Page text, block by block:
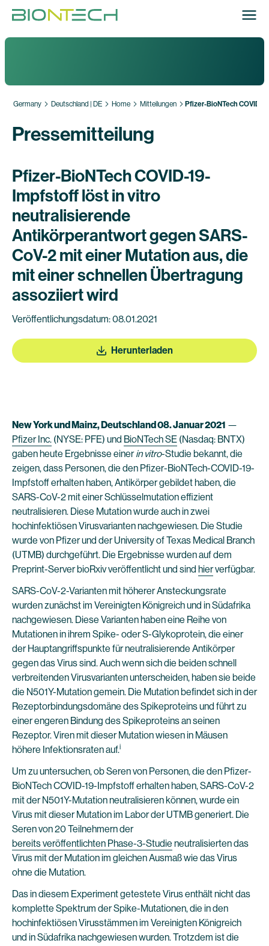
Germany Deutschland | DE Home Mitteilungen Pfizer-BioNTech COVID-
Pressemitteilung
Pfizer-BioNTech COVID-19-
Impfstoff löst in vitro
neutralisierende
Antikörperantwort gegen SARS-
CoV-2 mit einer Mutation aus, die
mit einer schnellen Übertragung
assoziiert wird
Veröffentlichungsdatum: 08.01.2021
Herunterladen
New York und Mainz, Deutschland 08. Januar 2021 —
Pfizer Inc. (NYSE: PFE) und BioNTech SE (Nasdaq: BNTX)
gaben heute Ergebnisse einerin vitro-Studie bekannt, die
zeigen, dass Personen, die den Pfizer-BioNTech-COVID-19-
Impfstoff erhalten haben, Antikörper gebildet haben, die
SARS-CoV-2 mit einer Schlüsselmutation effizient
neutralisieren. Diese Mutation wurde auch in zwei
hochinfektiösen Virusvarianten nachgewiesen. Die Studie
wurde von Pfizer und der University of Texas Medical Branch
(UTMB) durchgeführt. Die Ergebnisse wurden auf dem
Preprint-Server bioRxiv veröffentlicht und sind hierverfügbar.
SARS-CoV-2-Varianten mit höherer Ansteckungsrate
wurden zunächst im Vereinigten Königreich und in Südafrika
nachgewiesen. Diese Varianten haben eine Reihe von
Mutationen in ihrem Spike- oder S-Glykoprotein, die einer
der Hauptangriffspunkte für neutralisierende Antikörper
gegen das Virus sind. Auch wenn sich die beiden schnell
verbreitenden Virusvarianten unterscheiden, haben sie beide
die N501Y-Mutation gemein. Die Mutation befindet sich in der
Rezeptorbindungsdomäne des Spikeproteins und führt zu
einer engeren Bindung des Spikeproteins an seinen
Rezeptor. Viren mit dieser Mutation wiesen in Mäusen
höhere Infektionsraten auf.i
Um zu untersuchen, ob Seren von Personen, die den Pfizer-
BioNTech COVID-19-Impfstoff erhalten haben, SARS-CoV-2
mit der N501Y-Mutation neutralisieren können, wurde ein
Virus mit dieser Mutation im Labor der UTMB generiert. Die
Seren von 20 Teilnehmern der
bereits veröffentlichten Phase-3-Studie neutralisierten das
Virus mit der Mutation im gleichen Ausmaß wie das Virus
ohne die Mutation.
Das in diesem Experiment getestete Virus enthält nicht das
komplette Spektrum der Spike-Mutationen, die in den
hochinfektiösen Virusstämmen im Vereinigten Königreich
und in Südafrika nachgewiesen wurden. Trotzdem ist die